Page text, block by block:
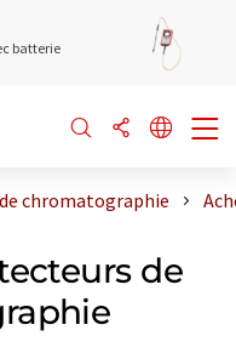
batterie
chromatographie
de